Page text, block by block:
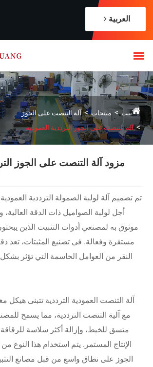
العربية
بيت منتجات
آلة التنصت على الجوز
آلة التنصت على الجوز الترددية العمودية
مزود آلة التنصت على الجوز
أجل لولبة الصواميل ذات الدقة
موثوق به لمصنعي أدوات التثبيت الذين
مستقرة وفعالة. في تصنيع المثبتات، تعد
النقر من العوامل الحاسمة التي تؤثر
آلة التنصت العمودية الترددية تتبنى
مع آلية التنصت الترددية، مما يسمح
متسق للخيط، وإزالة أكثر سلاسة للرقاقة،
الإنتاج المستمر. يتم استخدام هذا النوع
الجوز على نطاق واسع من قبل مصانع